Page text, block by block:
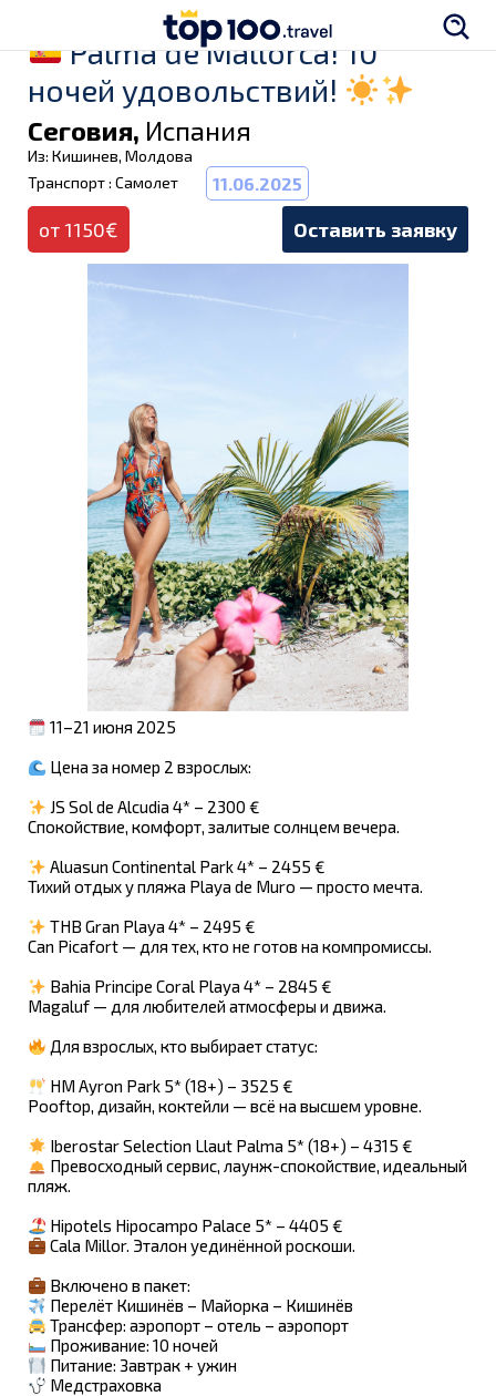
Palma de Mallorca! 10
ночей удовольствий!
Сеговия, Испания
Из: Кишинев, Молдова
Транспорт : Самолет
11.06.2025
от 1150€ Оставить заявку
11–21 июня 2025
Цена за номер 2 взрослых:
JS Sol de Alcudia 4* – 2300 €
Спокойствие, комфорт, залитые солнцем вечера.
Aluasun Continental Park 4* – 2455 €
Тихий отдых у пляжа Playa de Muro — просто мечта.
THB Gran Playa 4* – 2495 €
Can Picafort — для тех, кто не готов на компромиссы.
Bahia Principe Coral Playa 4* – 2845 €
Magaluf — для любителей атмосферы и движa.
Для взрослых, кто выбирает статус:
HM Ayron Park 5* (18+) – 3525 €
Рooftop, дизайн, коктейли — всё на высшем уровне.
Iberostar Selection Llaut Palma 5* (18+) – 4315 €
Превосходный сервис, лаунж-спокойствие, идеальный
пляж.
Hipotels Hipocampo Palace 5* – 4405 €
Cala Millor. Эталон уединённой роскоши.
Включено в пакет:
Перелёт Кишинёв – Майорка – Кишинёв
Трансфер: аэропорт – отель – аэропорт
Проживание: 10 ночей
Питание: Завтрак + ужин
Медстраховка